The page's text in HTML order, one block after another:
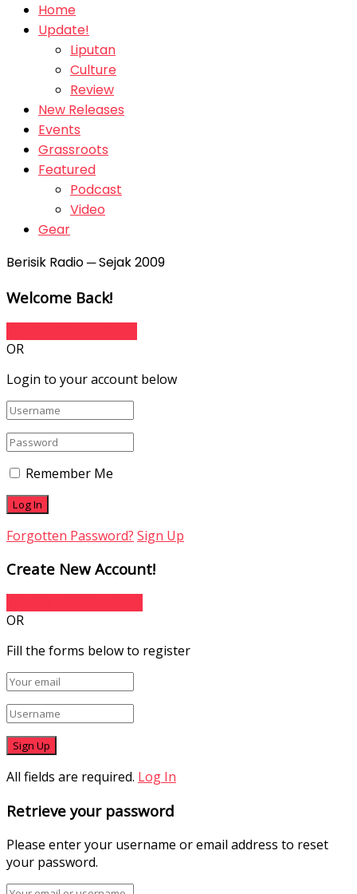
Home
Update!
Liputan
Culture
Review
New Releases
Events
Grassroots
Featured
Podcast
Video
Gear
Berisik Radio ─ Sejak 2009
Welcome Back!
OR
Login to your account below
Remember Me
Forgotten Password? Sign Up
Create New Account!
OR
Fill the forms below to register
All fields are required. Log In
Retrieve your password
Please enter your username or email address to reset
your password.